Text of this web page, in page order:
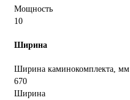
Мощность
10
Ширина
Ширина каминокомплекта, мм
670
Ширина